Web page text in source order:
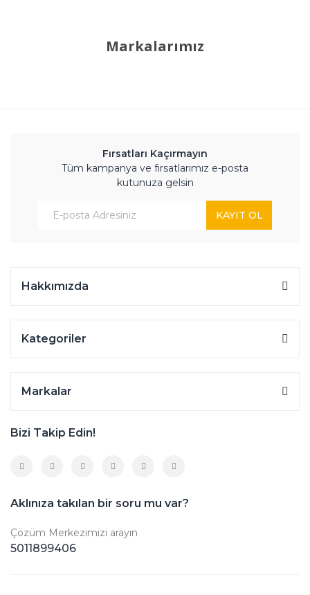
Markalarımız
Fırsatları Kaçırmayın
Tüm kampanya ve fırsatlarımız e-posta
kutunuza gelsin
KAYIT OL
Hakkımızda
Kategoriler
Markalar
Bizi Takip Edin!
Aklınıza takılan bir soru mu var?
Çözüm Merkezimizi arayın
5011899406